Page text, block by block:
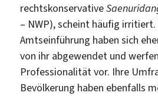
rechtskonservative
– NWP), scheint häufig
Amtseinführung haben sich
von ihr abgewendet und
Professionalität vor. Ihre
Bevölkerung haben ebenfalls